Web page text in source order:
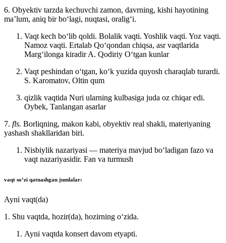
6. Obyektiv tarzda kechuvchi zamon, davrning, kishi hayotining
maʼlum, aniq bir boʻlagi, nuqtasi, oraligʻi.
Vaqt kech boʻlib qoldi. Bolalik vaqti. Yoshlik vaqti. Yoz vaqti.
Namoz vaqti. Ertalab Qoʻqondan chiqsa, asr vaqtlarida
Margʻilonga kiradirA. Qodiriy Oʻtgan kunlar
Vaqt peshindan oʻtgan, koʻk yuzida quyosh charaqlab turardi.
S. Karomatov, Oltin qum
qizlik vaqtida Nuri ularning kulbasiga juda oz chiqar edi.
Oybek, Tanlangan asarlar
7. fls. Borliqning, makon kabi, obyektiv real shakli, materiyaning
yashash shakllaridan biri.
Nisbiylik nazariyasi — materiya mavjud boʻladigan fazo va
vaqt nazariyasidir. Fan va turmush
vaqt soʻzi qatnashgan jumlalar:
Ayni vaqt(da)
1. Shu vaqtda, hozir(da), hozirning oʻzida.
Ayni vaqtda konsert davom etyapti.